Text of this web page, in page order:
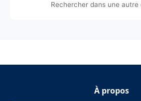
Rechercher dans une autre
À propos